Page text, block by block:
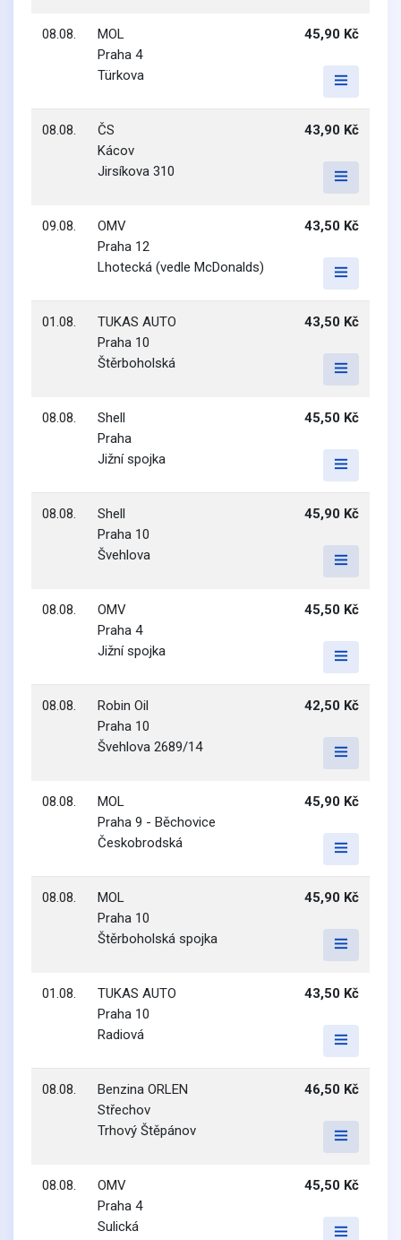
08.08.
MOL
Praha 4
Türkova
45,90 Kč
08.08.
ČS
Kácov
Jirsíkova 310
43,90 Kč
09.08.
OMV
Praha 12
Lhotecká (vedle McDonalds)
43,50 Kč
01.08.
TUKAS AUTO
Praha 10
Štěrboholská
43,50 Kč
08.08.
Shell
Praha
Jižní spojka
45,50 Kč
08.08.
Shell
Praha 10
Švehlova
45,90 Kč
08.08.
OMV
Praha 4
Jižní spojka
45,50 Kč
08.08.
Robin Oil
Praha 10
Švehlova 2689/14
42,50 Kč
08.08.
MOL
Praha 9 - Běchovice
Českobrodská
45,90 Kč
08.08.
MOL
Praha 10
Štěrboholská spojka
45,90 Kč
01.08.
TUKAS AUTO
Praha 10
Radiová
43,50 Kč
08.08.
Benzina ORLEN
Střechov
Trhový Štěpánov
46,50 Kč
08.08.
OMV
Praha 4
Sulická
45,50 Kč